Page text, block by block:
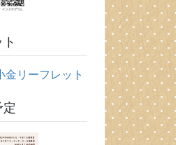
金リーフレット